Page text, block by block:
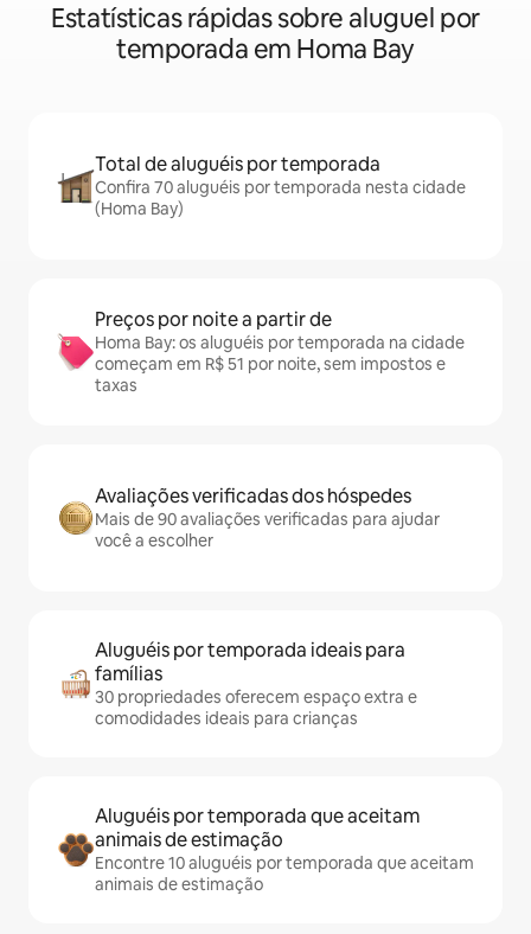
Estatísticas rápidas sobre aluguel por
temporada em Homa Bay
Total de aluguéis por temporada
Confira 70 aluguéis por temporada nesta cidade
(Homa Bay)
Preços por noite a partir de
Homa Bay: os aluguéis por temporada na cidade
começam em R$ 51 por noite, sem impostos e
taxas
Avaliações verificadas dos hóspedes
Mais de 90 avaliações verificadas para ajudar
você a escolher
Aluguéis por temporada ideais para
famílias
30 propriedades oferecem espaço extra e
comodidades ideais para crianças
Aluguéis por temporada que aceitam
animais de estimação
Encontre 10 aluguéis por temporada que aceitam
animais de estimação